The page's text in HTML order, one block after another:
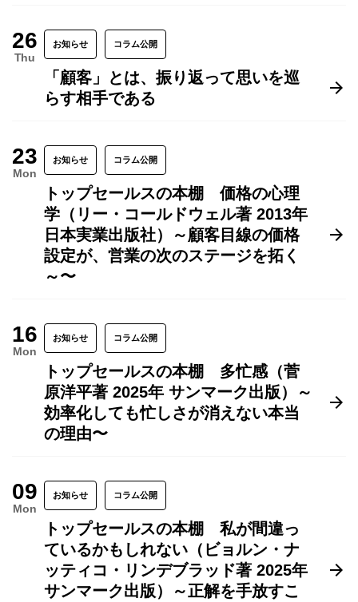
26
Thu
お知らせ コラム公開
「顧客」とは、振り返って思いを巡
らす相手である
23
Mon
お知らせ コラム公開
トップセールスの本棚 価格の心理
学（リー・コールドウェル著 2013年
日本実業出版社）～顧客目線の価格
設定が、営業の次のステージを拓く
～〜
16
Mon
お知らせ コラム公開
トップセールスの本棚 多忙感（菅
原洋平著 2025年 サンマーク出版）～
効率化しても忙しさが消えない本当
の理由〜
09
Mon
お知らせ コラム公開
トップセールスの本棚 私が間違っ
ているかもしれない（ビョルン・ナ
ッティコ・リンデブラッド著 2025年
サンマーク出版）～正解を手放すこ